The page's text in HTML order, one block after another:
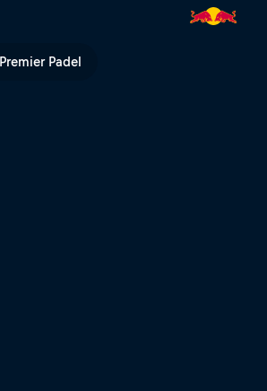
Premier Padel